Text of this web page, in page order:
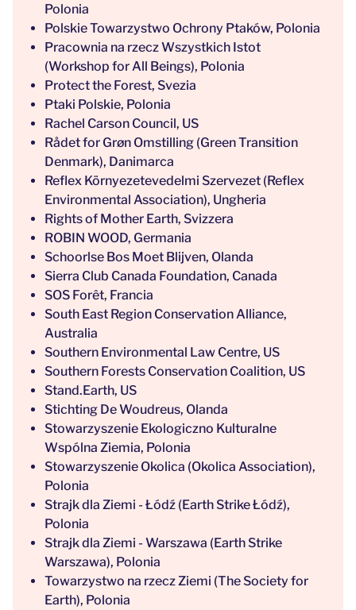
Polonia
Polskie Towarzystwo Ochrony Ptaków, Polonia
Pracownia na rzecz Wszystkich Istot
(Workshop for All Beings), Polonia
Protect the Forest, Svezia
Ptaki Polskie, Polonia
Rachel Carson Council, US
Rådet for Grøn Omstilling (Green Transition
Denmark), Danimarca
Reflex Környezetevedelmi Szervezet (Reflex
Environmental Association), Ungheria
Rights of Mother Earth, Svizzera
ROBIN WOOD, Germania
Schoorlse Bos Moet Blijven, Olanda
Sierra Club Canada Foundation, Canada
SOS Forêt, Francia
South East Region Conservation Alliance,
Australia
Southern Environmental Law Centre, US
Southern Forests Conservation Coalition, US
Stand.Earth, US
Stichting De Woudreus, Olanda
Stowarzyszenie Ekologiczno Kulturalne
Wspólna Ziemia, Polonia
Stowarzyszenie Okolica (Okolica Association),
Polonia
Strajk dla Ziemi - Łódź (Earth Strike Łódź),
Polonia
Strajk dla Ziemi - Warszawa (Earth Strike
Warszawa), Polonia
Towarzystwo na rzecz Ziemi (The Society for
Earth), Polonia